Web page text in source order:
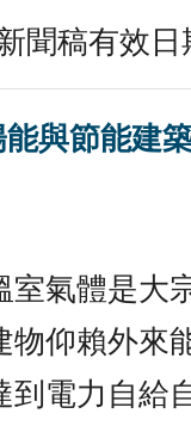
聞稿有效日
與節能建
室氣體是大
物仰賴外來
到電力自給